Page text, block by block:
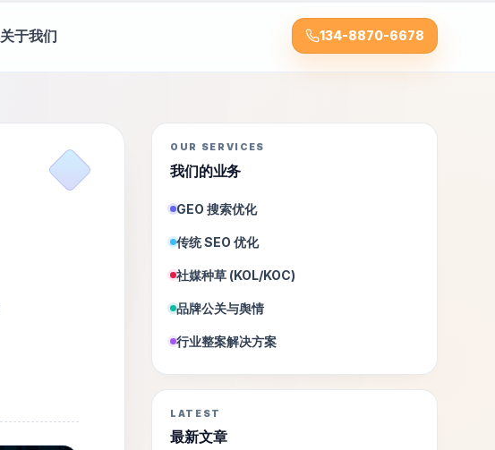
关于我们 134-8870-6678
OUR SERVICES
我们的业务
GEO 搜索优化
传统 SEO 优化
社媒种草 (KOL/KOC)
品牌公关与舆情
行业整案解决方案
LATEST
最新文章